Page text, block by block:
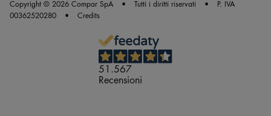
Copyright © 2026 Compar SpA Tutti i diritti riservati
P. IVA
00362520280
Credits
51.567
Recensioni